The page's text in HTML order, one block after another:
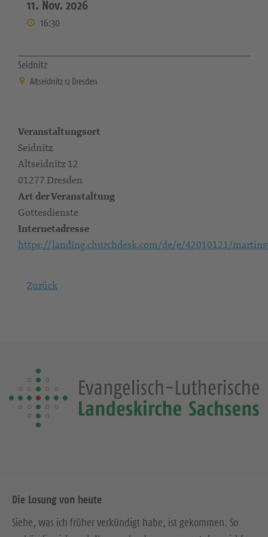
11. Nov. 2026
16:30
Seidnitz
Altseidnitz 12 Dresden
Veranstaltungsort
Seidnitz
Altseidnitz 12
01277 Dresden
Art der Veranstaltung
Gottesdienste
Internetadresse
https://landing.churchdesk.com/de/e/42010121/
Zurück
Die Losung von heute
Siehe, was ich früher verkündigt habe, ist gekommen. So